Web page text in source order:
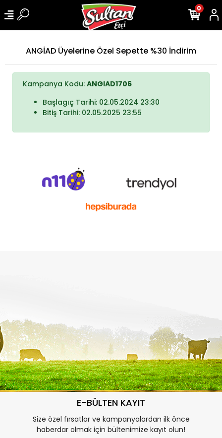
0
ANGİAD Üyelerine Özel Sepette %30 İndirim
Kampanya Kodu: ANGIAD1706
Başlagıç Tarihi: 02.05.2024 23:30
Bitiş Tarihi: 02.05.2025 23:55
E-BÜLTEN KAYIT
Size özel fırsatlar ve kampanyalardan ilk önce
haberdar olmak için bültenimize kayıt olun!